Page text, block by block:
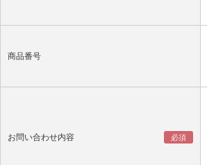
商品番号
お問い合わせ内容